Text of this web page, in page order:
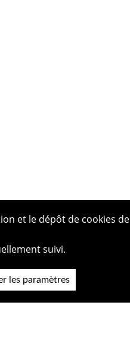
et le dépôt de cookies
suivi.
les paramètres